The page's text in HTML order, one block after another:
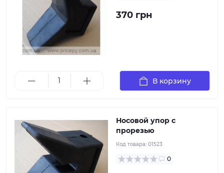
370 грн
В корзину
Носовой упор устанавливается в носовой части,
предназначен для жесткой фиксации лодки на
перемещения.
Носовой упор с
прорезью
Код товара: 01523
0